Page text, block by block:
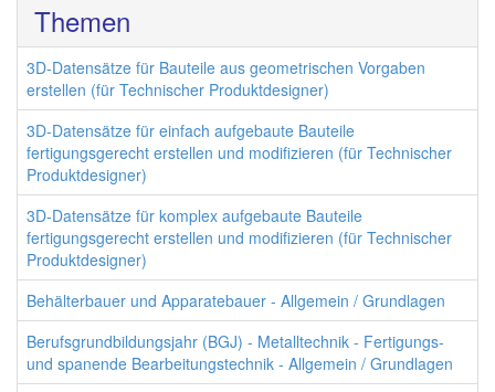
Themen
3D-Datensätze für Bauteile aus geometrischen Vorgaben
erstellen (für Technischer Produktdesigner)
3D-Datensätze für einfach aufgebaute Bauteile
fertigungsgerecht erstellen und modifizieren (für Technischer
Produktdesigner)
3D-Datensätze für komplex aufgebaute Bauteile
fertigungsgerecht erstellen und modifizieren (für Technischer
Produktdesigner)
Behälterbauer und Apparatebauer - Allgemein / Grundlagen
Berufsgrundbildungsjahr (BGJ) - Metalltechnik - Fertigungs-
und spanende Bearbeitungstechnik - Allgemein / Grundlagen